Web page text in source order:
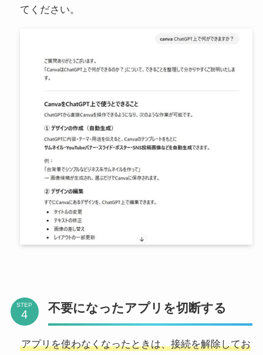
てください。
STEP 不要になったアプリを切断する
アプリを使わなくなったときは、接続を解除してお